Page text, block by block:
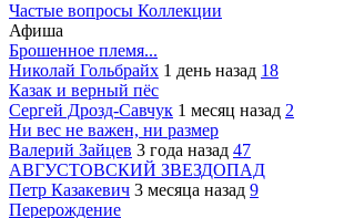
Частые вопросы Коллекции
Афиша
Брошенное племя...
Николай Гольбрайх 1 день назад 18
Казак и верный пёс
Сергей Дрозд-Савчук 1 месяц назад 2
Ни вес не важен, ни размер
Валерий Зайцев 3 года назад 47
АВГУСТОВСКИЙ ЗВЕЗДОПАД
Петр Казакевич 3 месяца назад 9
Перерождение